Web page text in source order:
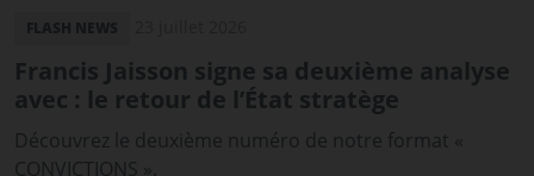
Francis Jaisson signe sa deuxième analyse
avec : le retour de l’État stratège
Découvrez le deuxième numéro de notre format «
CONVICTIONS ».